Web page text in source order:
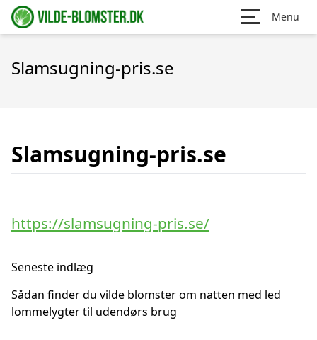
Menu
Slamsugning-pris.se
Slamsugning-pris.se
https://slamsugning-pris.se/
Seneste indlæg
Sådan finder du vilde blomster om natten med led
lommelygter til udendørs brug